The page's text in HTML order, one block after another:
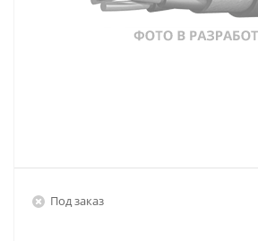
Под заказ